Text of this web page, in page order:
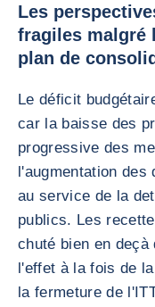
Les
fragiles malgré
plan de
Le déficit
car la baisse des
progressive des
l'augmentation
au service de la
publics. Les
chuté bien en
l'effet à la fois de
la fermeture de